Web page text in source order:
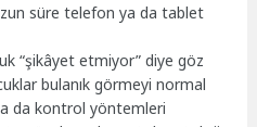
süre telefon ya da tablet
“şikâyet etmiyor” diye göz
bulanık görmeyi normal
da kontrol yöntemleri